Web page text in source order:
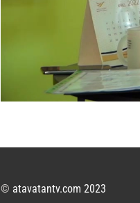
© atavatantv.com 2023